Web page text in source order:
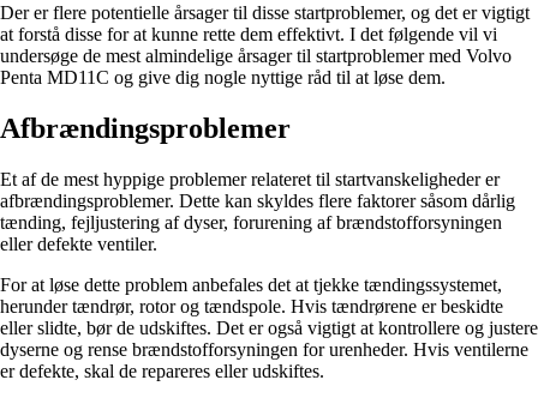
Der er flere potentielle årsager til disse startproblemer, og det er vigtigt
at forstå disse for at kunne rette dem effektivt. I det følgende vil vi
undersøge de mest almindelige årsager til startproblemer med Volvo
Penta MD11C og give dig nogle nyttige råd til at løse dem.
Afbrændingsproblemer
Et af de mest hyppige problemer relateret til startvanskeligheder er
afbrændingsproblemer. Dette kan skyldes flere faktorer såsom dårlig
tænding, fejljustering af dyser, forurening af brændstofforsyningen
eller defekte ventiler.
For at løse dette problem anbefales det at tjekke tændingssystemet,
herunder tændrør, rotor og tændspole. Hvis tændrørene er beskidte
eller slidte, bør de udskiftes. Det er også vigtigt at kontrollere og justere
dyserne og rense brændstofforsyningen for urenheder. Hvis ventilerne
er defekte, skal de repareres eller udskiftes.